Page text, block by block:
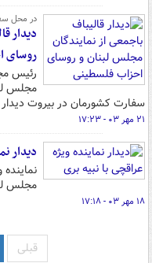
در محل
دیدار
روسای
رئیس
مجلس
سفارت کشورمان در بیروت
۲۱ مهر ۰۳ - ۱۷:۲۳
دیدار
مجلس
۱۸ مهر ۰۳ - ۱۷:۱۸
قبلی